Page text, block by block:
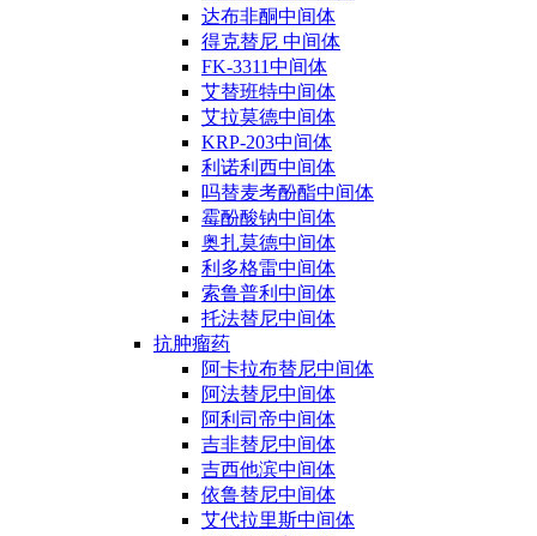
达布非酮中间体
得克替尼 中间体
FK-3311中间体
艾替班特中间体
艾拉莫德中间体
KRP-203中间体
利诺利西中间体
吗替麦考酚酯中间体
霉酚酸钠中间体
奥扎莫德中间体
利多格雷中间体
索鲁普利中间体
托法替尼中间体
抗肿瘤药
阿卡拉布替尼中间体
阿法替尼中间体
阿利司帝中间体
吉非替尼中间体
吉西他滨中间体
依鲁替尼中间体
艾代拉里斯中间体